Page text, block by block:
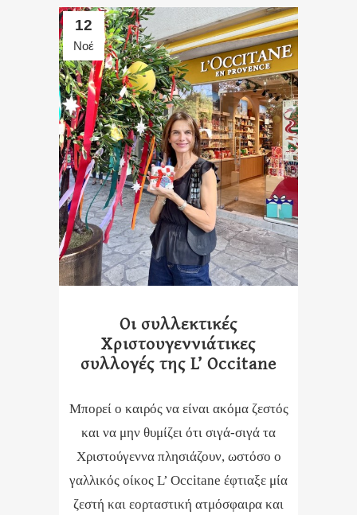
12
Νοέ
Οι συλλεκτικές
Χριστουγεννιάτικες
συλλογές της L’ Occitane
Μπορεί ο καιρός να είναι ακόμα ζεστός
και να μην θυμίζει ότι σιγά-σιγά τα
Χριστούγεννα πλησιάζουν, ωστόσο ο
γαλλικός οίκος L’ Occitane έφτιαξε μία
ζεστή και εορταστική ατμόσφαιρα και